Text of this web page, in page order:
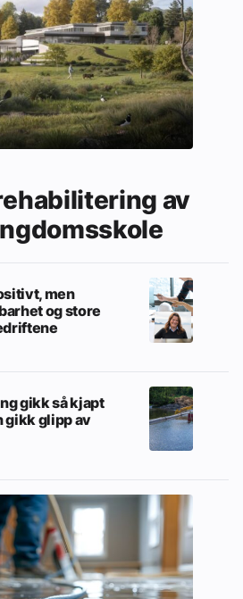
av
men
og store
gikk så kjapt
gikk glipp av